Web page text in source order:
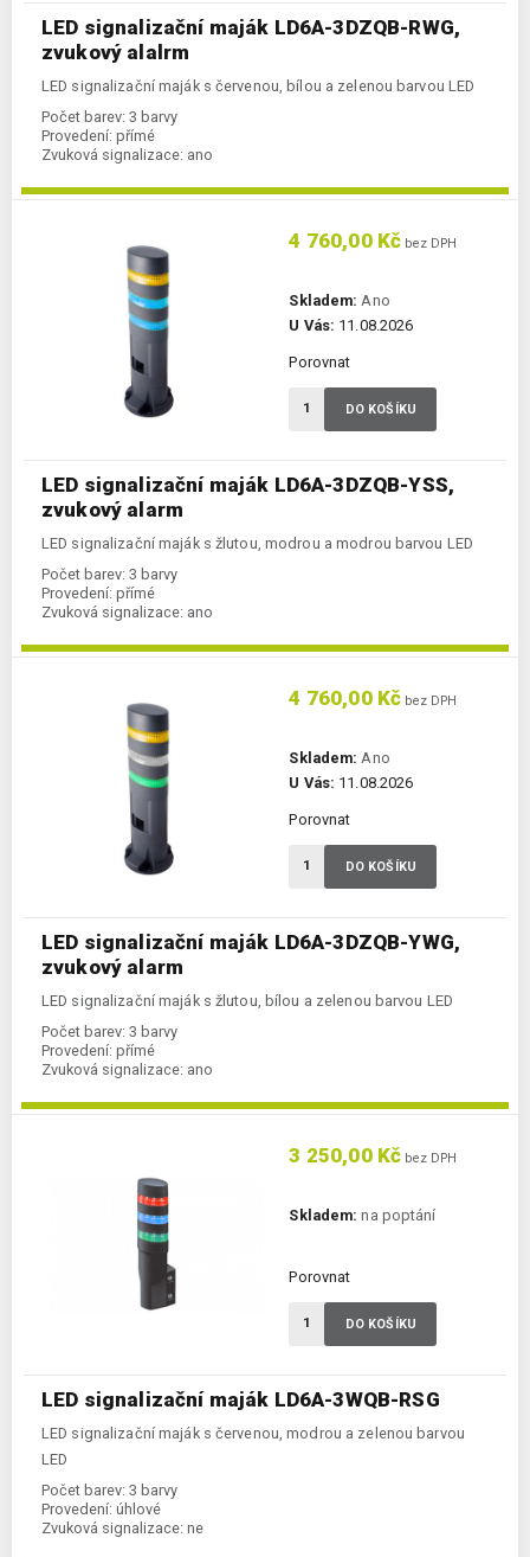
LED signalizační maják LD6A-3DZQB-RWG,
zvukový alalrm
LED signalizační maják s červenou, bílou a zelenou barvou LED
Počet barev: 3 barvy
Provedení: přímé
Zvuková signalizace: ano
LED signalizační maják LD6A-3DZQB-YSS,
zvukový alarm
LED signalizační maják s žlutou, modrou a modrou barvou LED
Počet barev: 3 barvy
Provedení: přímé
Zvuková signalizace: ano
4 760,00 Kč bez DPH
Skladem: Ano
U Vás: 11.08.2026
Porovnat
DO KOŠÍKU
LED signalizační maják LD6A-3DZQB-YWG,
zvukový alarm
LED signalizační maják s žlutou, bílou a zelenou barvou LED
Počet barev: 3 barvy
Provedení: přímé
Zvuková signalizace: ano
4 760,00 Kč bez DPH
Skladem: Ano
U Vás: 11.08.2026
Porovnat
DO KOŠÍKU
LED signalizační maják LD6A-3WQB-RSG
LED signalizační maják s červenou, modrou a zelenou barvou
LED
Počet barev: 3 barvy
Provedení: úhlové
Zvuková signalizace: ne
3 250,00 Kč bez DPH
Skladem: na poptání
Porovnat
DO KOŠÍKU